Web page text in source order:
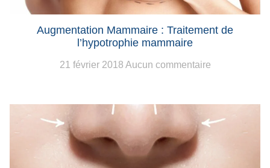
Augmentation Mammaire : Traitement de
l’hypotrophie mammaire
21 février 2018 Aucun commentaire